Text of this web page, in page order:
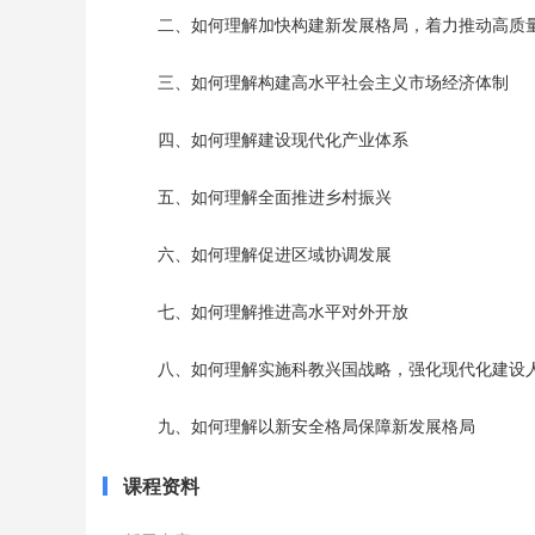
二、如何理解加快构建新发展格局，着力推动高质
三、如何理解构建高水平社会主义市场经济体制
四、如何理解建设现代化产业体系
五、如何理解全面推进乡村振兴
六、如何理解促进区域协调发展
七、如何理解推进高水平对外开放
八、如何理解实施科教兴国战略，强化现代化建设
九、如何理解以新安全格局保障新发展格局
课程资料